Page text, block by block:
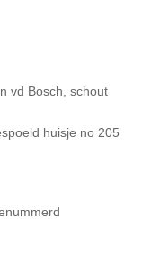
vd Bosch, schout
huisje no 205